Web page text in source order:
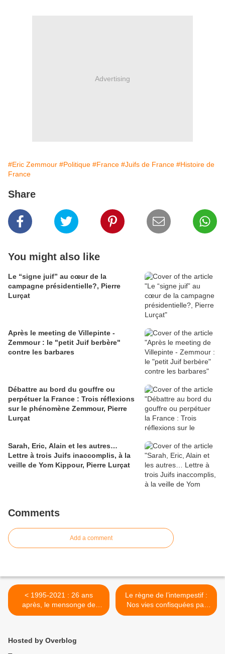
Advertising
#Eric Zemmour #Politique #France #Juifs de France #Histoire de
France
Share
You might also like
Le “signe juif” au cœur de la
campagne présidentielle?, Pierre
Lurçat
Après le meeting de Villepinte -
Zemmour : le "petit Juif berbère"
contre les barbares
Débattre au bord du gouffre ou
perpétuer la France : Trois réflexions
sur le phénomène Zemmour, Pierre
Lurçat
Sarah, Eric, Alain et les autres…
Lettre à trois Juifs inaccomplis, à la
veille de Yom Kippour, Pierre Lurçat
Comments
Add a comment
< 1995-2021 : 26 ans
après, le mensonge de
"l'incitation ayant conduit au
Le règne de l’intempestif :
Nos vies confisquées par
les médias sociaux >
Hosted by Overblog